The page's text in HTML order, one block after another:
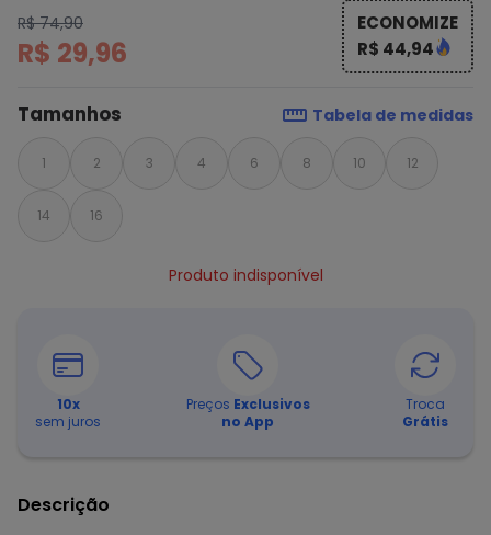
R$ 74,90
R$ 29,96
ECONOMIZE
R$ 44,94
Tamanhos Tabela de medidas
1 2 3 4 6 8 10 12
14 16
Produto indisponível
10x
sem juros
Preços Exclusivos
no App
Troca
Grátis
Descrição